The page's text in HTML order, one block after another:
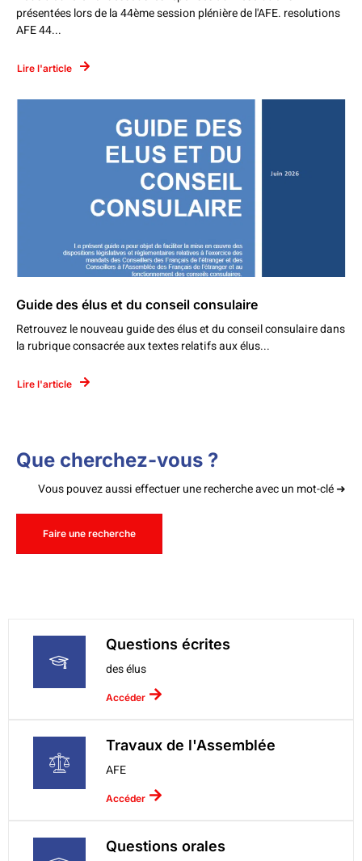
présentées lors de la 44ème session plénière de l'AFE. resolutions
AFE 44...
Lire l'article
Guide des élus et du conseil consulaire
Retrouvez le nouveau guide des élus et du conseil consulaire dans
la rubrique consacrée aux textes relatifs aux élus...
Lire l'article
Que cherchez-vous ?
Vous pouvez aussi effectuer une recherche avec un mot-clé ➜
Faire une recherche
Questions écrites
des élus
Accéder
Travaux de l'Assemblée
AFE
Accéder
Questions orales